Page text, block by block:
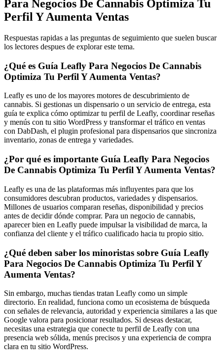
Para Negocios De Cannabis Optimiza Tu
Perfil Y Aumenta Ventas
Respuestas rapidas a las preguntas de seguimiento que suelen buscar
los lectores despues de explorar este tema.
¿Qué es Guía Leafly Para Negocios De Cannabis
Optimiza Tu Perfil Y Aumenta Ventas?
Leafly es uno de los mayores motores de descubrimiento de
cannabis. Si gestionas un dispensario o un servicio de entrega, esta
guía te explica cómo optimizar tu perfil de Leafly, coordinar reseñas
y menús con tu sitio WordPress y transformar el tráfico en ventas
con DabDash, el plugin profesional para dispensarios que sincroniza
inventario, zonas de entrega y variedades.
¿Por qué es importante Guía Leafly Para Negocios
De Cannabis Optimiza Tu Perfil Y Aumenta Ventas?
Leafly es una de las plataformas más influyentes para que los
consumidores descubran productos, variedades y dispensarios.
Millones de usuarios comparan reseñas, disponibilidad y precios
antes de decidir dónde comprar. Para un negocio de cannabis,
aparecer bien en Leafly puede impulsar la visibilidad de marca, la
confianza del cliente y el tráfico cualificado hacia tu propio sitio.
¿Qué deben saber los minoristas sobre Guía Leafly
Para Negocios De Cannabis Optimiza Tu Perfil Y
Aumenta Ventas?
Sin embargo, muchas tiendas tratan Leafly como un simple
directorio. En realidad, funciona como un ecosistema de búsqueda
con señales de relevancia, autoridad y experiencia similares a las que
Google valora para posicionar resultados. Si deseas destacar,
necesitas una estrategia que conecte tu perfil de Leafly con una
presencia web sólida, menús precisos y una experiencia de compra
clara en tu sitio WordPress.